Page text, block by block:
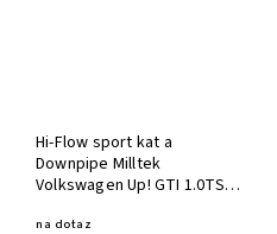
Hi-Flow sport kat a
Downpipe Milltek
Volkswagen Up! GTI 1.0TSI
na dotaz